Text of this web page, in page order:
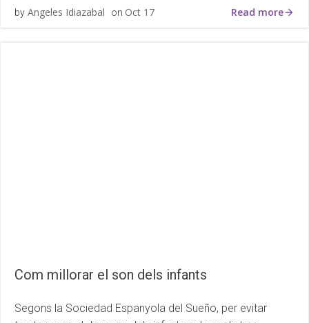
by Angeles Idiazabal on Oct 17 Read more
Com millorar el son dels infants
Segons la Sociedad Espanyola del Sueño, per evitar